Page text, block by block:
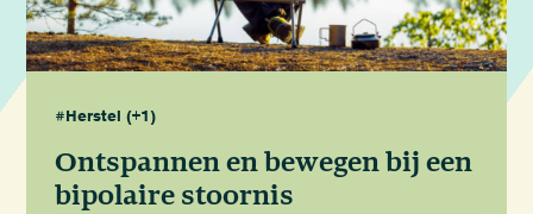
#Herstel(+1)
Ontspannen en bewegen bij een
bipolaire stoornis